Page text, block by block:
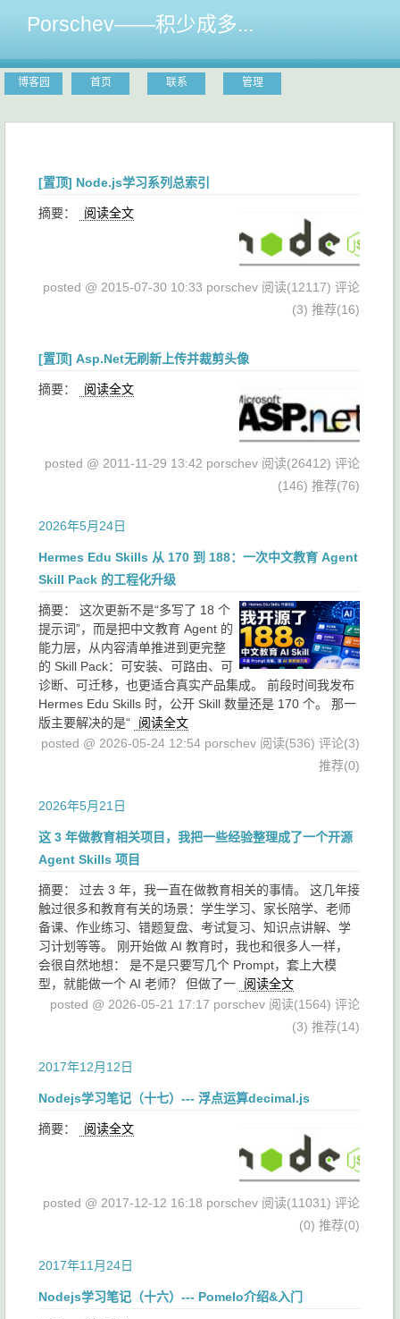
Porschev——积少成多...
博客园 首页 联系 管理
[置顶] Node.js学习系列总索引
摘要： 阅读全文
posted @ 2015-07-30 10:33 porschev 阅读(12117) 评论
(3) 推荐(16)
[置顶] Asp.Net无刷新上传并裁剪头像
摘要： 阅读全文
posted @ 2011-11-29 13:42 porschev 阅读(26412) 评论
(146) 推荐(76)
2026年5月24日
Hermes Edu Skills 从 170 到 188：一次中文教育 Agent
Skill Pack 的工程化升级
摘要： 这次更新不是“多写了 18 个
提示词”，而是把中文教育 Agent 的
能力层，从内容清单推进到更完整
的 Skill Pack：可安装、可路由、可
诊断、可迁移，也更适合真实产品集成。 前段时间我发布
Hermes Edu Skills 时，公开 Skill 数量还是 170 个。 那一
版主要解决的是“
阅读全文
posted @ 2026-05-24 12:54 porschev 阅读(536) 评论(3)
推荐(0)
2026年5月21日
这 3 年做教育相关项目，我把一些经验整理成了一个开源
Agent Skills 项目
摘要： 过去 3 年，我一直在做教育相关的事情。 这几年接
触过很多和教育有关的场景：学生学习、家长陪学、老师
备课、作业练习、错题复盘、考试复习、知识点讲解、学
习计划等等。 刚开始做 AI 教育时，我也和很多人一样，
会很自然地想： 是不是只要写几个 Prompt，套上大模
型，就能做一个 AI 老师？ 但做了一
阅读全文
posted @ 2026-05-21 17:17 porschev 阅读(1564) 评论
(3) 推荐(14)
2017年12月12日
Nodejs学习笔记（十七）--- 浮点运算decimal.js
摘要： 阅读全文
posted @ 2017-12-12 16:18 porschev 阅读(11031) 评论
(0) 推荐(0)
2017年11月24日
Nodejs学习笔记（十六）--- Pomelo介绍&入门